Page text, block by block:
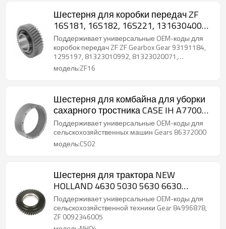
Шестерня для коробки передач ZF
16S181, 16S182, 16S221, 1316304002,
93191184, 1295197-PAIRGEARS
Поддерживает универсальные OEM-коды для
коробок передач ZF ZF Gearbox Gear 93191184,
1295197, 81323010992, 81323020071,
5001848791......
модель:ZF16
Шестерня для комбайна для уборки
сахарного тростника CASE IH A7700
7000 86372000-PAIRGEARS
Поддерживает универсальные OEM-коды для
сельскохозяйственных машин Gears 86372000
модель:CS02
Шестерня для трактора NEW
HOLLAND 4630 5030 5630 6630
84996878 ZF 0092346005-PAIRGEARS
Поддерживает универсальные OEM-коды для
сельскохозяйственной техники Gear 84996878,
ZF 0092346005